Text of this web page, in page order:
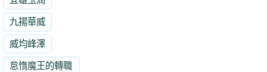
九揚華威
威均峰澤
怠惰魔王的轉職